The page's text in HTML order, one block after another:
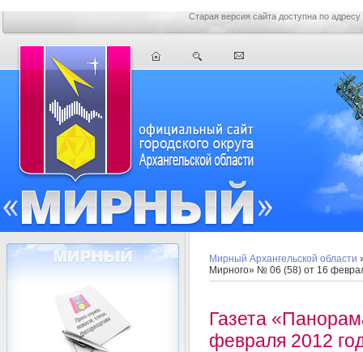
Старая версия сайта доступна по адресу
Мирный Архангельской области
Мирного» № 06 (58) от 16
Газета
февраля 2012